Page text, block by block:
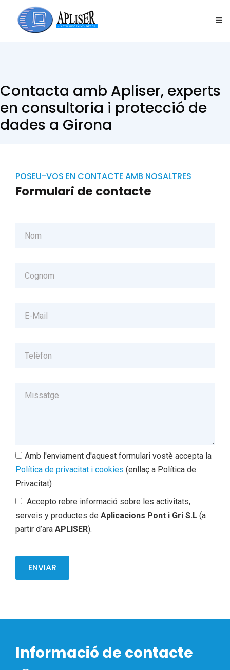
Protecció de dades Girona
SOFTWARE EMPRESARIAL
SERVEIS CONSULTORIA
BLOG
IDIOMA
Contacta amb Apliser, experts
en consultoria i protecció de
dades a Girona
POSEU-VOS EN CONTACTE AMB NOSALTRES
Formulari de contacte
Amb l'enviament d'aquest formulari vostè accepta la
Política de privacitat i cookies (enllaç a Política de
Privacitat)
Accepto rebre informació sobre les activitats,
serveis y productes de Aplicacions Pont i Gri S.L (a
partir d’ara APLISER).
Informació de contacte